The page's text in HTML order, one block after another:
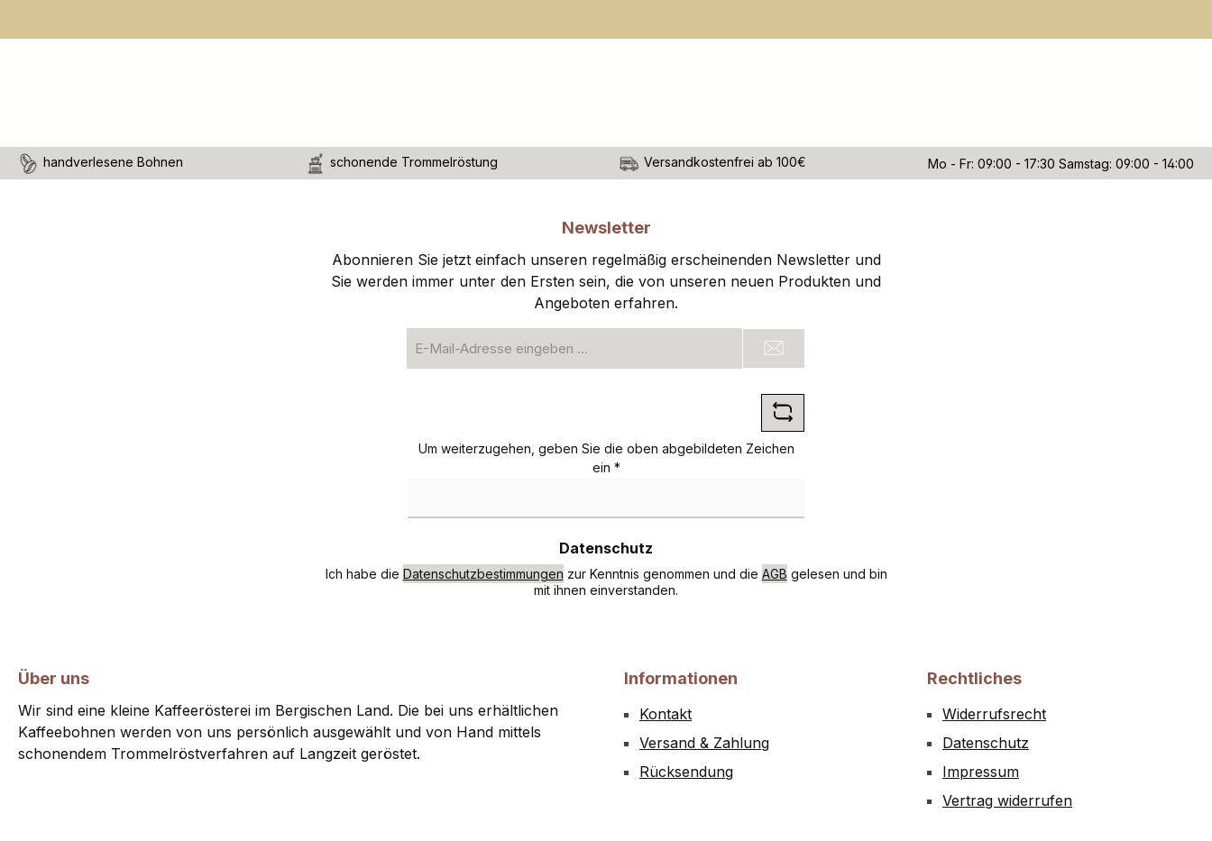
handverlesene Bohnen schonende Trommelröstung Versandkostenfrei ab 100€ Mo - Fr: 09:00 - 17:30 Samstag: 09:00 - 14:00
Newsletter
Abonnieren Sie jetzt einfach unseren regelmäßig erscheinenden Newsletter und
Sie werden immer unter den Ersten sein, die von unseren neuen Produkten und
Angeboten erfahren.
Mail-
Um weiterzugehen, geben Sie die oben abgebildeten Zeichen
ein *
Datenschutz
Ich habe die Datenschutzbestimmungen zur Kenntnis genommen und die AGB gelesen und bin
mit ihnen einverstanden.
Über uns
Wir sind eine kleine Kaffeerösterei im Bergischen Land. Die bei uns erhältlichen
Kaffeebohnen werden von uns persönlich ausgewählt und von Hand mittels
schonendem Trommelröstverfahren auf Langzeit geröstet.
Informationen
Kontakt
Versand & Zahlung
Rücksendung
Rechtliches
Widerrufsrecht
Datenschutz
Impressum
Vertrag widerrufen